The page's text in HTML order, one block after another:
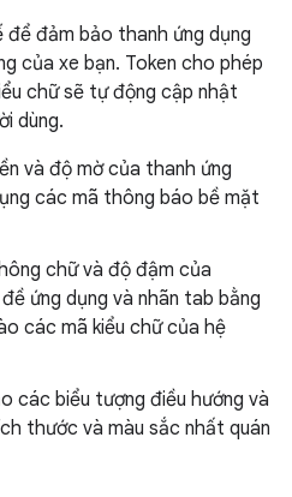
đảm bảo thanh ứng dụng
của xe bạn. Token cho phép
chữ sẽ tự động cập nhật
dùng.
và độ mờ của thanh ứng
các mã thông báo bề mặt
chữ và độ đậm của
ứng dụng và nhãn tab bằng
các mã kiểu chữ của hệ
các biểu tượng điều hướng và
thước và màu sắc nhất quán